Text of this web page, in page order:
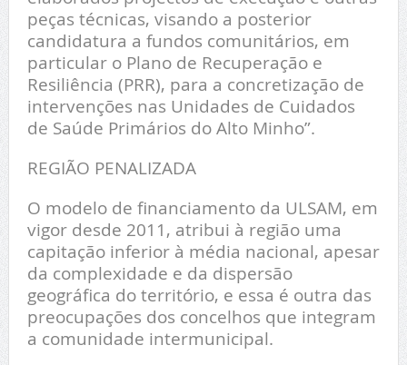
peças técnicas, visando a posterior
candidatura a fundos comunitários, em
particular o Plano de Recuperação e
Resiliência (PRR), para a concretização de
intervenções nas Unidades de Cuidados
de Saúde Primários do Alto Minho”.
REGIÃO PENALIZADA
O modelo de financiamento da ULSAM, em
vigor desde 2011, atribui à região uma
capitação inferior à média nacional, apesar
da complexidade e da dispersão
geográfica do território, e essa é outra das
preocupações dos concelhos que integram
a comunidade intermunicipal.